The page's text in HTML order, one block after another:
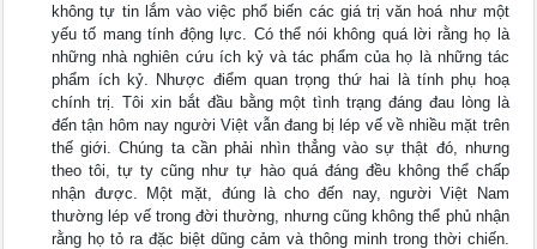
không tự tin lắm vào việc phổ biến các giá trị văn hoá như một
yếu tố mang tính động lực. Có thể nói không quá lời rằng họ là
những nhà nghiên cứu ích kỷ và tác phẩm của họ là những tác
phẩm ích kỷ. Nhược điểm quan trọng thứ hai là tính phụ hoạ
chính trị. Tôi xin bắt đầu bằng một tình trạng đáng đau lòng là
đến tận hôm nay người Việt vẫn đang bị lép vế về nhiều mặt trên
thế giới. Chúng ta cần phải nhìn thẳng vào sự thật đó, nhưng
theo tôi, tự ty cũng như tự hào quá đáng đều không thể chấp
nhận được. Một mặt, đúng là cho đến nay, người Việt Nam
thường lép vế trong đời thường, nhưng cũng không thể phủ nhận
rằng họ tỏ ra đặc biệt dũng cảm và thông minh trong thời chiến.